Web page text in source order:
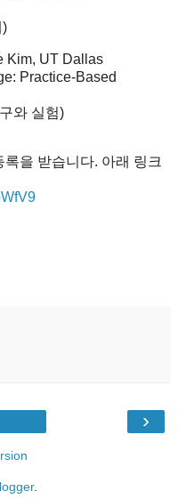
)
Kim, UT Dallas
Practice-Based
와 실험)
록을 받습니다. 아래 링크
›
.